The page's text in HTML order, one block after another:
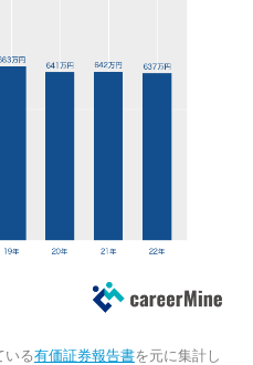
いる有価証券報告書を元に集計し